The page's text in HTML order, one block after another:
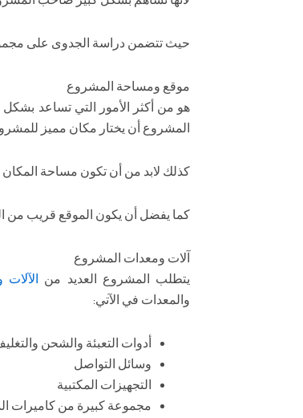
حيث تتضمن دراسة الجدوى على
موقع ومساحة المشروع
هو من أكثر الأمور التي تساعد
المشروع أن يختار مكان مميز
كذلك لابد من أن تكون مساحة المكان
كما يفضل أن يكون الموقع قريب من
آلات ومعدات المشروع
يتطلب المشروع العديد من
والمعدات في الآتي:
أدوات التعبئة والشحن
وسائل التواصل
التجهيزات المكتبية
مجموعة كبيرة من كاميرات